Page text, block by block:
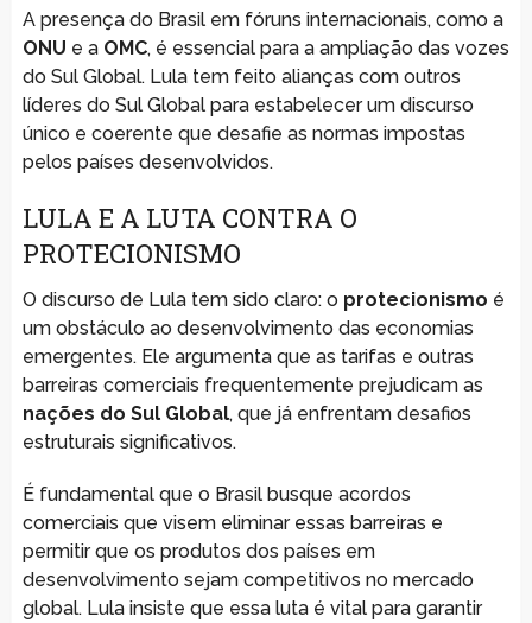
A presença do Brasil em fóruns internacionais, como a
ONU e a OMC, é essencial para a ampliação das vozes
do Sul Global. Lula tem feito alianças com outros
líderes do Sul Global para estabelecer um discurso
único e coerente que desafie as normas impostas
pelos países desenvolvidos.
LULA E A LUTA CONTRA O
PROTECIONISMO
O discurso de Lula tem sido claro: o protecionismo é
um obstáculo ao desenvolvimento das economias
emergentes. Ele argumenta que as tarifas e outras
barreiras comerciais frequentemente prejudicam as
nações do Sul Global, que já enfrentam desafios
estruturais significativos.
É fundamental que o Brasil busque acordos
comerciais que visem eliminar essas barreiras e
permitir que os produtos dos países em
desenvolvimento sejam competitivos no mercado
global. Lula insiste que essa luta é vital para garantir